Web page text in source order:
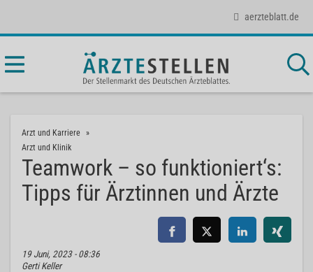
aerzteblatt.de
Arzt und Karriere
Arzt und Klinik
Teamwork – so funktioniert‘s:
Tipps für Ärztinnen und Ärzte
19 Juni, 2023 - 08:36
Gerti Keller